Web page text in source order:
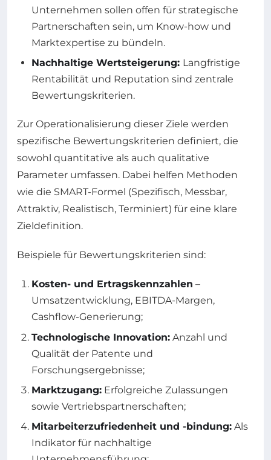
Unternehmen sollen offen für strategische
Partnerschaften sein, um Know-how und
Marktexpertise zu bündeln.
Nachhaltige Wertsteigerung: Langfristige
Rentabilität und Reputation sind zentrale
Bewertungskriterien.
Zur Operationalisierung dieser Ziele werden
spezifische Bewertungskriterien definiert, die
sowohl quantitative als auch qualitative
Parameter umfassen. Dabei helfen Methoden
wie die SMART-Formel (Spezifisch, Messbar,
Attraktiv, Realistisch, Terminiert) für eine klare
Zieldefinition.
Beispiele für Bewertungskriterien sind:
Kosten- und Ertragskennzahlen –
Umsatzentwicklung, EBITDA-Margen,
Cashflow-Generierung;
Technologische Innovation: Anzahl und
Qualität der Patente und
Forschungsergebnisse;
Marktzugang: Erfolgreiche Zulassungen
sowie Vertriebspartnerschaften;
Mitarbeiterzufriedenheit und -bindung: Als
Indikator für nachhaltige